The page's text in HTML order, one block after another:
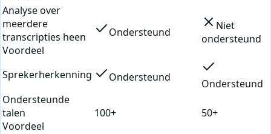
Analyse over
meerdere
transcripties heen
Voordeel
Ondersteund
Niet
ondersteund
Sprekerherkenning Ondersteund
Ondersteund
Ondersteunde
talen
Voordeel
100+ 50+